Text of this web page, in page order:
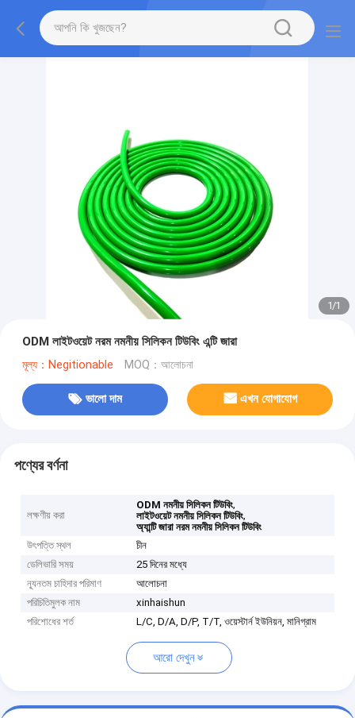
1/1
ODM লাইটওয়েট নরম নমনীয় সিলিকন টিউবিং এন্টি জারা
মূল্য：Negitionable MOQ：আলোচনা
ভালো দাম এখন যোগাযোগ
পণ্যের বর্ণনা
লক্ষণীয় করা
ODM নমনীয় সিলিকন টিউবিং,
লাইটওয়েট নমনীয় সিলিকন টিউবিং,
অ্যান্টি জারা নরম নমনীয় সিলিকন টিউবিং
উৎপত্তি স্থল
চীন
ডেলিভারি সময়
25 দিনের মধ্যে
ন্যূনতম চাহিদার পরিমাণ
আলোচনা
পরিচিতিমুলক নাম
xinhaishun
পরিশোধের শর্ত
L/C, D/A, D/P, T/T, ওয়েস্টার্ন ইউনিয়ন, মানিগ্রাম
আরো দেখুন